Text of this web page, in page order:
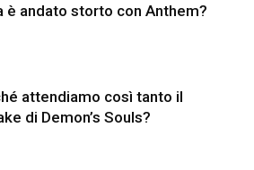
è andato storto con Anthem?
attendiamo così tanto il
di Demon’s Souls?